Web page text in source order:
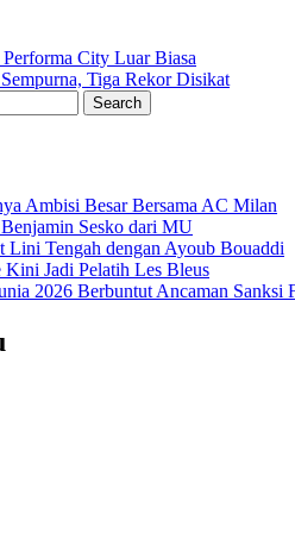
City Luar Biasa
Tiga Rekor Disikat
Search
Ambisi Besar Bersama AC Milan
Sesko dari MU
Lini Tengah dengan Ayoub Bouaddi
Kini Jadi Pelatih Les Bleus
2026 Berbuntut Ancaman Sanksi